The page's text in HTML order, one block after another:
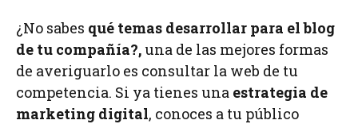
¿No sabes qué temas desarrollar para el blog
de tu compañía?, una de las mejores formas
de averiguarlo es consultar la web de tu
competencia. Si ya tienes una estrategia de
marketing digital, conoces a tu público